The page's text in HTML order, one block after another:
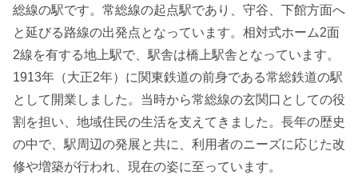
総線の駅です。常総線の起点駅であり、守谷、下館方面へ
と延びる路線の出発点となっています。相対式ホーム2面
2線を有する地上駅で、駅舎は橋上駅舎となっています。
1913年（大正2年）に関東鉄道の前身である常総鉄道の駅
として開業しました。当時から常総線の玄関口としての役
割を担い、地域住民の生活を支えてきました。長年の歴史
の中で、駅周辺の発展と共に、利用者のニーズに応じた改
修や増築が行われ、現在の姿に至っています。